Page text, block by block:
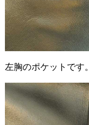
左胸のポケットです。